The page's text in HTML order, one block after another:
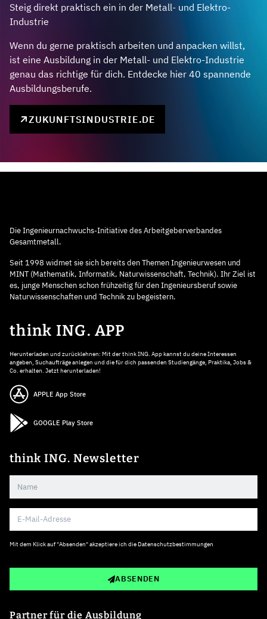
Steig direkt praktisch ein in der Metall- und Elektro-
Industrie
Wenn du gerne praktisch arbeiten und anpacken willst,
ist eine Ausbildung in der Metall- und Elektro-Industrie
genau das richtige für dich. Entdecke hier 40 spannende
Ausbildungsberufe.
ZUKUNFTSINDUSTRIE.DE
Die Ingenieurnachwuchs-Initiative des Arbeitgeberverbandes
Gesamtmetall.
Seit 1998 widmet sie sich bereits den Themen Ingenieurwesen und
MINT (Mathematik, Informatik, Naturwissenschaft, Technik). Ihr Ziel ist
es, junge Menschen schon frühzeitig für den Ingenieursberuf sowie
Naturwissenschaften und Technik zu begeistern.
think ING. APP
Herunterladen und zurücklehnen: Mit der think ING. App kannst du deine Interessen
angeben, Suchaufträge anlegen und die für dich passenden Studiengänge, Praktika, Jobs &
Co. erhalten. Jetzt herunterladen!
APPLE App Store
GOOGLE Play Store
think ING. Newsletter
Mit dem Klick auf "Absenden" akzeptiere ich die Datenschutzbestimmungen
ABSENDEN
Partner für die Ausbildung